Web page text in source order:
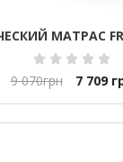
МАТРАС
9 070грн 7 709